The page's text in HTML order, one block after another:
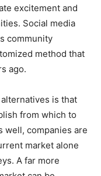
excitement and
Social media
community
method that
ago.
is that
from which to
well, companies are
market alone
A far more